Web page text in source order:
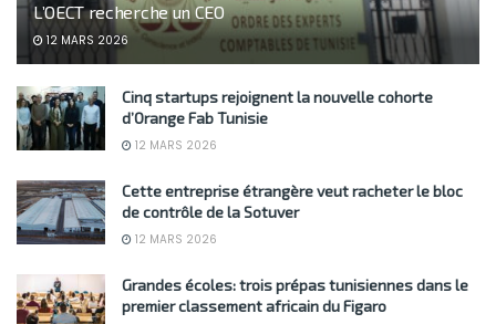
L’OECT recherche un CEO
12 MARS 2026
Cinq startups rejoignent la nouvelle cohorte
d’Orange Fab Tunisie
12 MARS 2026
Cette entreprise étrangère veut racheter le bloc
de contrôle de la Sotuver
12 MARS 2026
Grandes écoles: trois prépas tunisiennes dans le
premier classement africain du Figaro